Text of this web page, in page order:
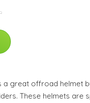
a great offroad helmet
These helmets are